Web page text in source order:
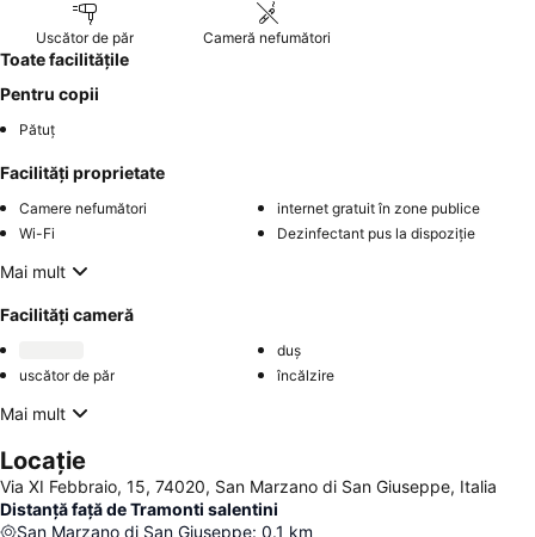
Uscător de păr Cameră nefumători
Toate facilitățile
Pentru copii
Pătuț
Facilități proprietate
Camere nefumători
internet gratuit în zone publice
Wi-Fi
Dezinfectant pus la dispoziție
Mai mult
Facilități cameră
duș
uscător de păr
încălzire
Mai mult
Locație
Via XI Febbraio, 15, 74020, San Marzano di San Giuseppe, Italia
Distanță față de Tramonti salentini
San Marzano di San Giuseppe: 0.1 km